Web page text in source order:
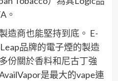
。
造商也能堅持到底。 E-
品牌的電子煙的製造
份關於香料和尼古丁強
是最大的vape連